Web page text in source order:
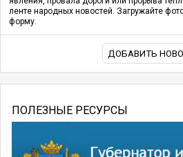
ленте народных новостей. Загружайте
форму.
ДОБАВИТЬ
ПОЛЕЗНЫЕ РЕСУРСЫ